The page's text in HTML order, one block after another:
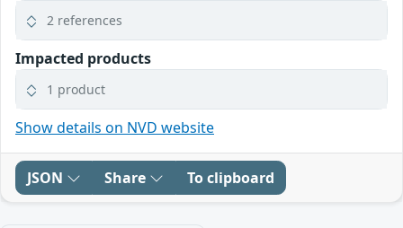
2 references
Impacted products
1 product
Show details on NVD website
JSON Share To clipboard